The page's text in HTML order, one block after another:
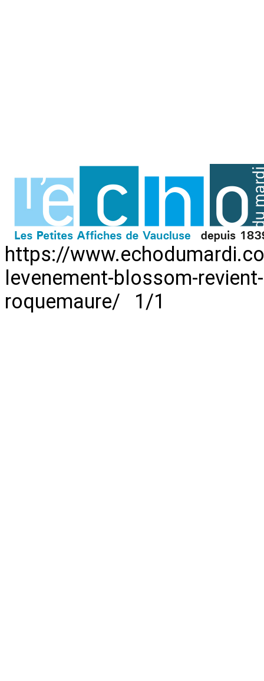
https://
levenement-blossom-
roquemaure/ 1/1